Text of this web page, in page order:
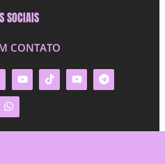
SOCIAIS
CONTATO